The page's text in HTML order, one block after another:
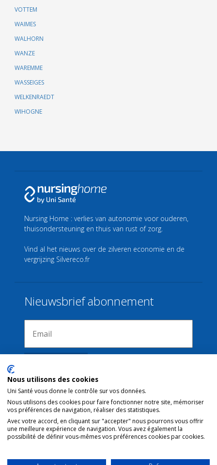
VOTTEM
WAIMES
WALHORN
WANZE
WAREMME
WASSEIGES
WELKENRAEDT
WIHOGNE
Nous utilisons des cookies
Uni Santé vous donne le contrôle sur vos données.
Nous utilisons des cookies pour faire fonctionner notre site, mémoriser
vos préférences de navigation, réaliser des statistiques.
Avec votre accord, en cliquant sur "accepter" nous pourrons vous offrir
une meilleure expérience de navigation. Vous avez également la
possibilité de définir vous-mêmes vos préférences cookies par cookies.
Nursing Home : verlies van autonomie voor ouderen,
thuisondersteuning en thuis van rust of zorg.
Vind al het nieuws over de zilveren economie en de
vergrijzing Silvereco.fr
Nieuwsbrief abonnement
Verbindingen
Juridische kennisgeving